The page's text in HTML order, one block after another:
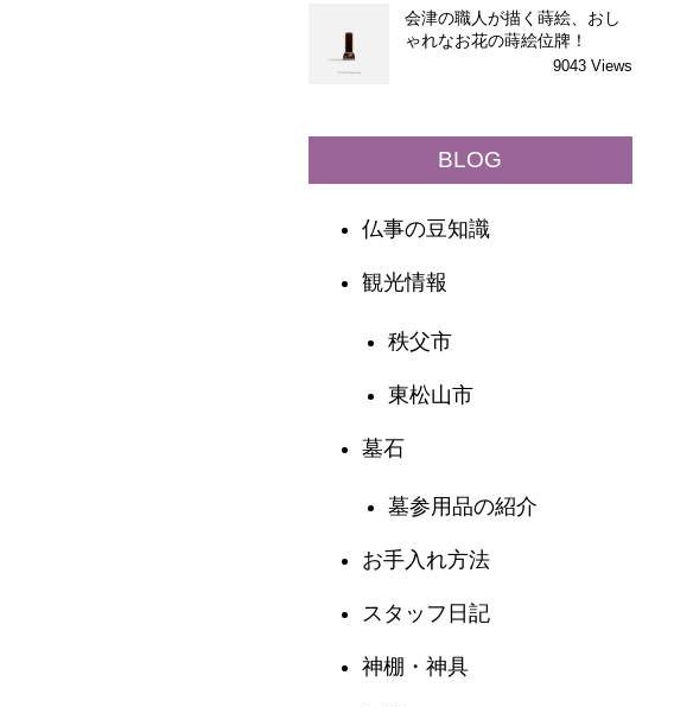
会津の職人が描く蒔絵、おし
ゃれなお花の蒔絵位牌！
9043 Views
BLOG
仏事の豆知識
観光情報
秩父市
東松山市
墓石
墓参用品の紹介
お手入れ方法
スタッフ日記
神棚・神具